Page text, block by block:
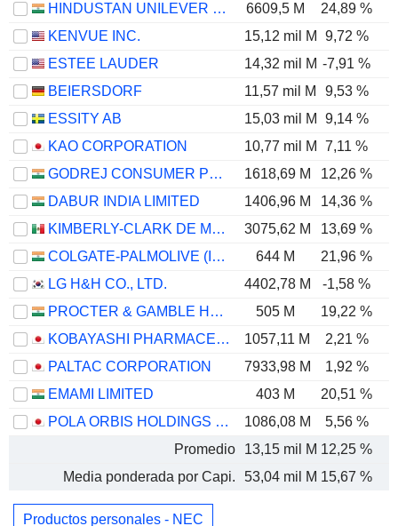
HINDUSTAN UNILEVER LIMITED
6609,5 M 24,89 %
KENVUE INC.
15,12 mil M 9,72 %
ESTEE LAUDER
14,32 mil M -7,91 %
BEIERSDORF
11,57 mil M 9,53 %
ESSITY AB
15,03 mil M 9,14 %
KAO CORPORATION
10,77 mil M 7,11 %
GODREJ CONSUMER PRODUCTS LIMITED
1618,69 M 12,26 %
DABUR INDIA LIMITED
1406,96 M 14,36 %
KIMBERLY-CLARK DE MÉXICO, S. A. B. DE C. V.
3075,62 M 13,69 %
COLGATE-PALMOLIVE (INDIA) LIMITED
644 M 21,96 %
LG H&H CO., LTD.
4402,78 M -1,58 %
PROCTER & GAMBLE HYGIENE AND HEALTH CARE LIMITED
505 M
19,22 %
KOBAYASHI PHARMACEUTICAL CO., LTD.
1057,11 M
2,21 %
PALTAC CORPORATION
7933,98 M 1,92 %
EMAMI LIMITED
403 M 20,51 %
POLA ORBIS HOLDINGS INC.
1086,08 M 5,56 %
Promedio
13,15 mil M 12,25 %
Media ponderada por Capi.
53,04 mil M 15,67 %
Productos personales - NEC